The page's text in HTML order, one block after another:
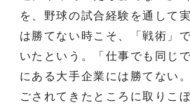
を、野球の試合経験を通して
は勝てない時こそ、「戦術」
いたという。「仕事でも同じ
にある大手企業には勝てない
ごされてきたところに取りこ